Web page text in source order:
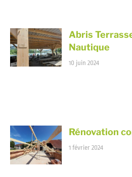
Abris
Nautique
10 juin 2024
Rénovation
1 février 2024